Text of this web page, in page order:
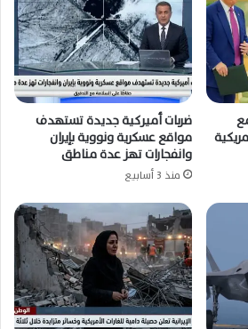
ضربات أميركية جديدة تستهدف
مواقع عسكرية ونووية بإيران
وانفجارات تهز عدة مناطق
منذ 3 أسابيع